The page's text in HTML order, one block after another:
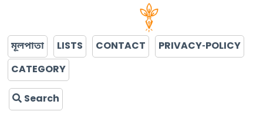
মূলপাতা LISTS CONTACT
PRIVACY-POLICY
CATEGORY
Search